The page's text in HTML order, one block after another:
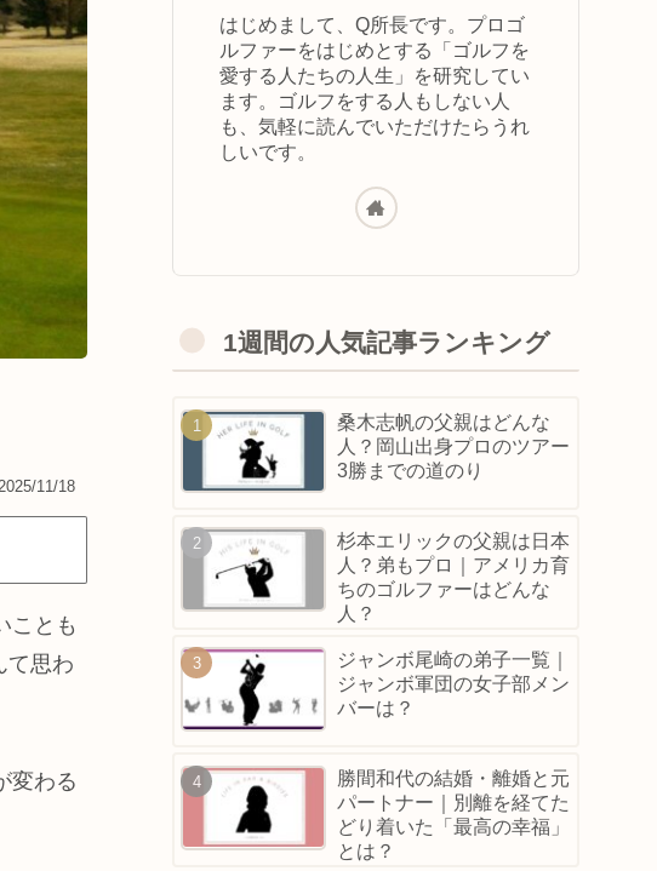
11/18
ことも
て思わ
変わる
はじめまして、Q所長です。プロゴ
ルファーをはじめとする「ゴルフを
愛する人たちの人生」を研究してい
ます。ゴルフをする人もしない人
も、気軽に読んでいただけたらうれ
しいです。
1週間の人気記事ランキング
桑木志帆の父親はどんな
人？岡山出身プロのツアー
3勝までの道のり
杉本エリックの父親は日本
人？弟もプロ｜アメリカ育
ちのゴルファーはどんな
人？
ジャンボ尾崎の弟子一覧｜
ジャンボ軍団の女子部メン
バーは？
勝間和代の結婚・離婚と元
パートナー｜別離を経てた
どり着いた「最高の幸福」
とは？